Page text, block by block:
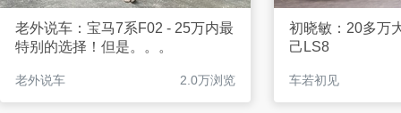
老外说车：宝马7系F02 - 25万内最
特别的选择！但是。。。
老外说车 2.0万浏览
初晓敏：20多万
己LS8
车若初见